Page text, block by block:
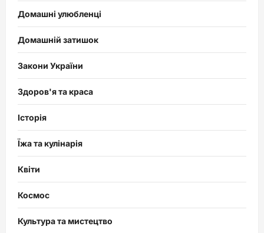
Домашні улюбленці
Домашній затишок
Закони України
Здоров'я та краса
Історія
Їжа та кулінарія
Квіти
Космос
Культура та мистецтво